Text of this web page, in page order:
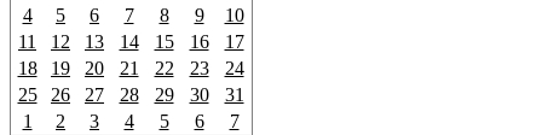
4
5 6 7 8 9
10
11
12 13 14 15 16
17
18
19 20 21 22 23
24
25
26 27 28 29 30
31
1
2 3 4 5 6 7